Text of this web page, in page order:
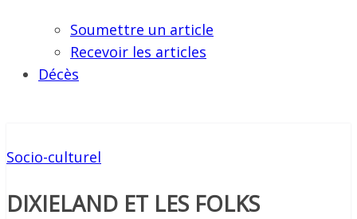
Soumettre un article
Recevoir les articles
Décès
Socio-culturel
DIXIELAND ET LES FOLKS